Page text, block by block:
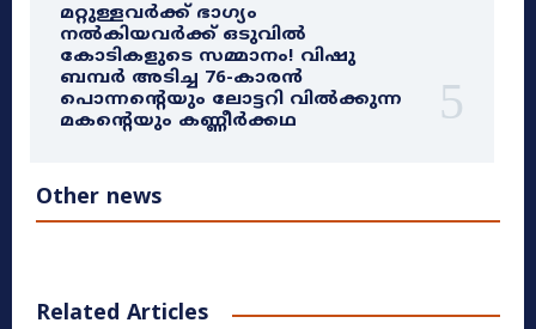
മറ്റുള്ളവർക്ക് ഭാഗ്യം
നൽകിയവർക്ക് ഒടുവിൽ
കോടികളുടെ സമ്മാനം! വിഷു
ബമ്പർ അടിച്ച 76-കാരൻ
പൊന്നന്റെയും ലോട്ടറി വിൽക്കുന്ന
മകന്റെയും കണ്ണീർക്കഥ
Other news
Related Articles